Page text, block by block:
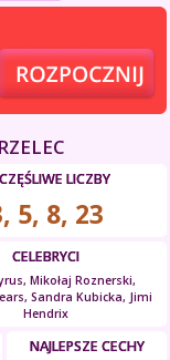
LICZBY
5, 8, 23
CELEBRYCI
Mikołaj Roznerski,
Sandra Kubicka, Jimi
Hendrix
NAJLEPSZE CECHY